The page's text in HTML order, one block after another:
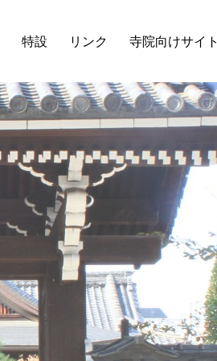
特設 リンク 寺院向けサイト